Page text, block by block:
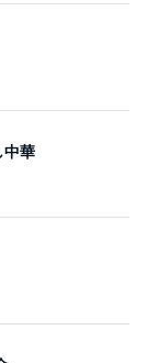
華